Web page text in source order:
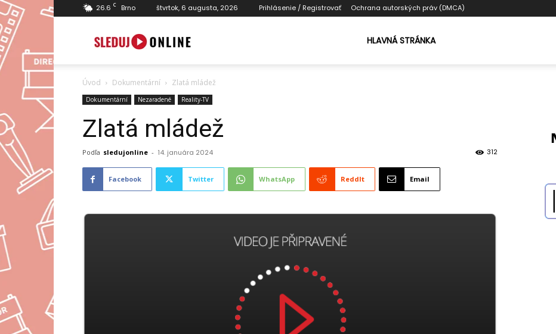
26.6 C Brno štvrtok, 6 augusta, 2026 Prihlásenie / Registrovať Ochrana autorských práv (DMCA)
SledujOnline.sk HLAVNÁ STRÁNKA
Úvod Dokumentární Zlatá mládež
Dokumentární Nezaradené Reality-TV
Zlatá mládež
Podľa sledujonline - 14. januára 2024 312
Facebook Twitter WhatsApp ReddIt Email